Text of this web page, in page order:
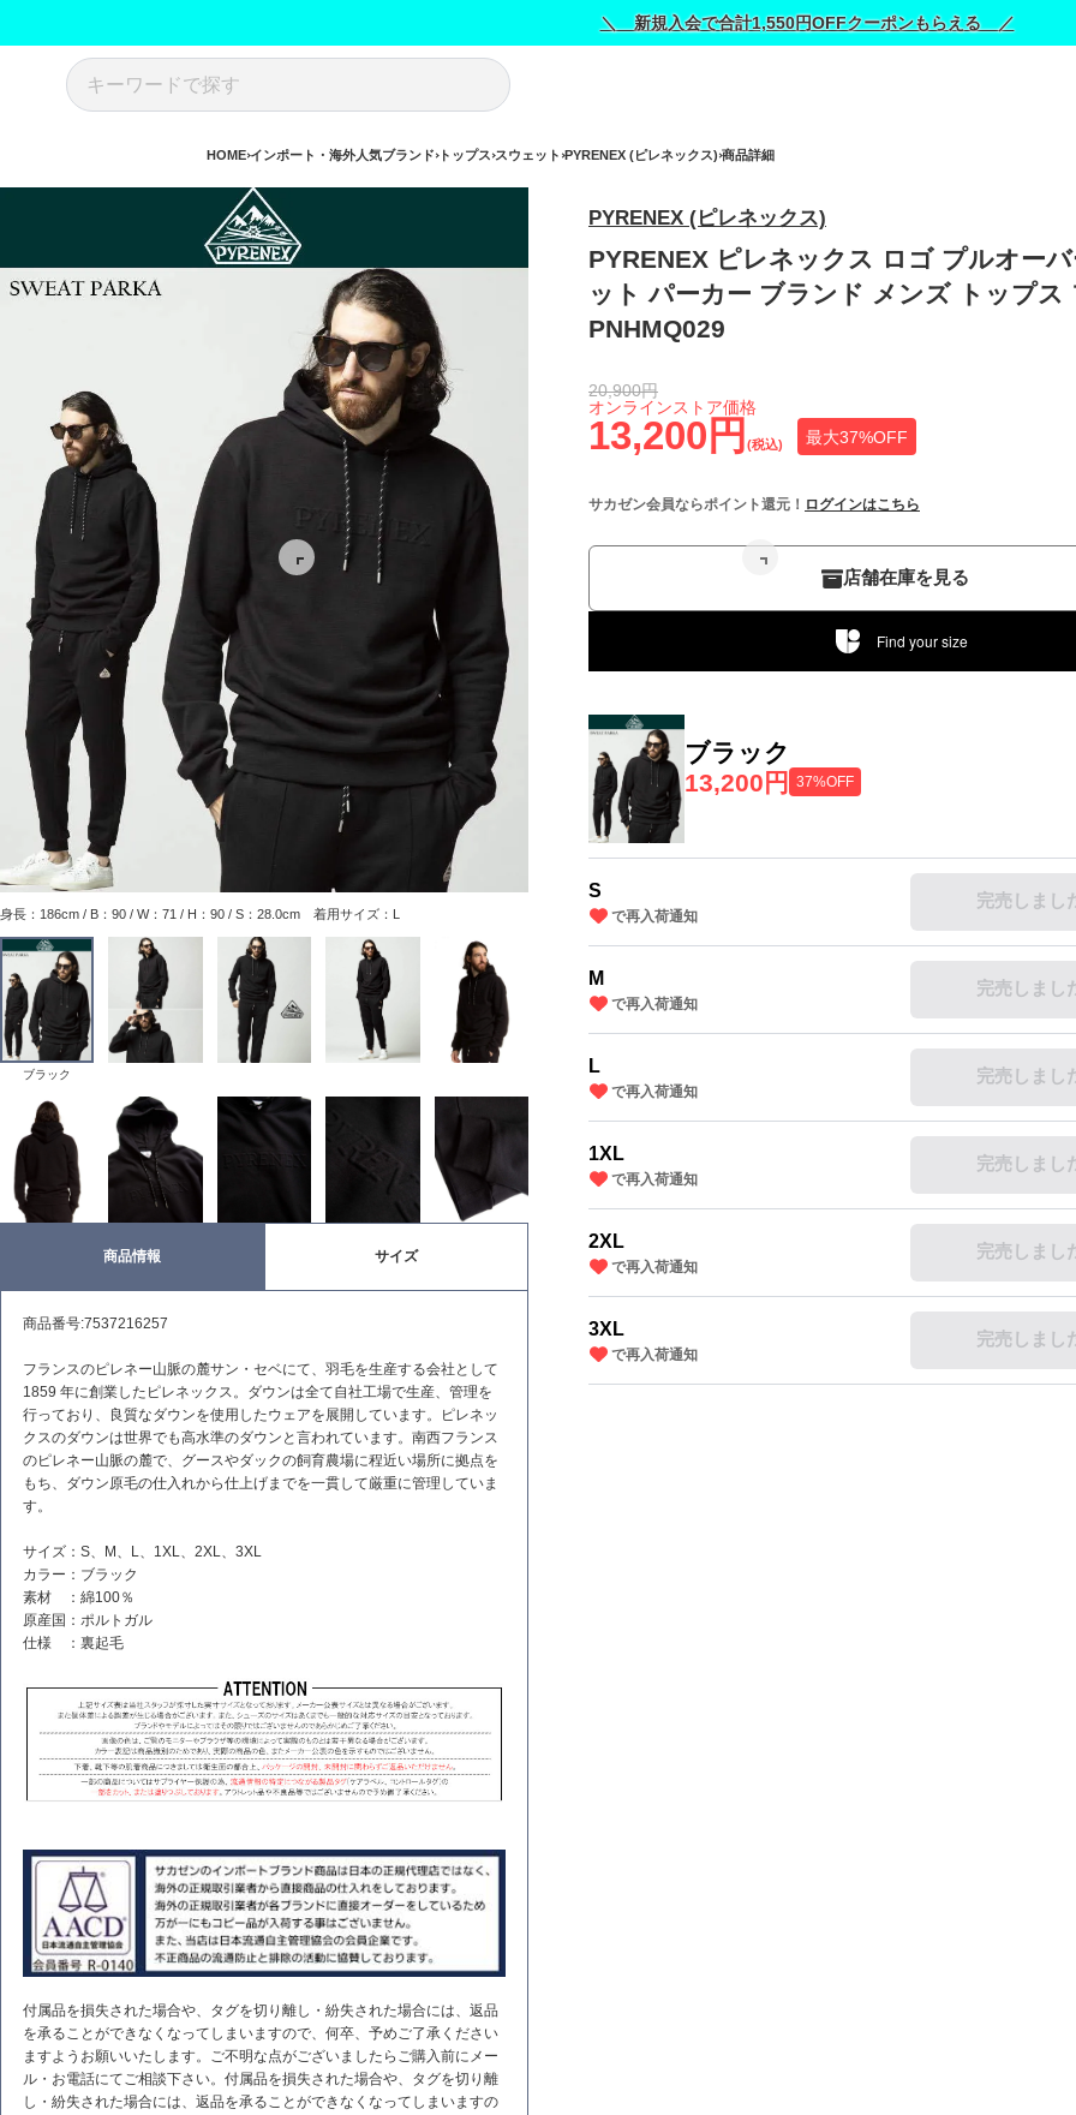
＼ 新規入会で合計1,550円OFFクーポンもらえる ／
HOME インポート・海外人気ブランド トップス スウェット PYRENEX (ピレネックス) 商品詳細
PYRENEX (ピレネックス)
PYRENEX ピレネックス ロゴ プルオー
ット パーカー ブランド メンズ トップス
PNHMQ029
13,200円 (税込) 最大37%OFF
オンラインストア価格
20,900円
サカゼン会員ならポイント還元！ ログインはこちら
店舗在庫を見る
Find your size
ブラック
13,200円
37%OFF
S
で再入荷通知
完売しまし
M
で再入荷通知
完売しまし
L
で再入荷通知
完売しまし
1XL
で再入荷通知
完売しまし
2XL
で再入荷通知
完売しまし
3XL
で再入荷通知
完売しまし
身長：186cm / B：90 / W：71 / H：90 / S：28.0cm 着用サイズ：L
ブラック
商品情報 サイズ
商品番号:7537216257
フランスのピレネー山脈の麓サン・セベにて、羽毛を生産する会社として
1859 年に創業したピレネックス。ダウンは全て自社工場で生産、管理を
行っており、良質なダウンを使用したウェアを展開しています。ピレネッ
クスのダウンは世界でも高水準のダウンと言われています。南西フランス
のピレネー山脈の麓で、グースやダックの飼育農場に程近い場所に拠点を
もち、ダウン原毛の仕入れから仕上げまでを一貫して厳重に管理していま
す。
サイズ：S、M、L、1XL、2XL、3XL
カラー：ブラック
素材 ：綿100％
原産国：ポルトガル
仕様 ：裏起毛
付属品を損失された場合や、タグを切り離し・紛失された場合には、返品
を承ることができなくなってしまいますので、何卒、予めご了承ください
ますようお願いいたします。ご不明な点がございましたらご購入前にメー
ル・お電話にてご相談下さい。付属品を損失された場合や、タグを切り離
し・紛失された場合には、返品を承ることができなくなってしまいますの